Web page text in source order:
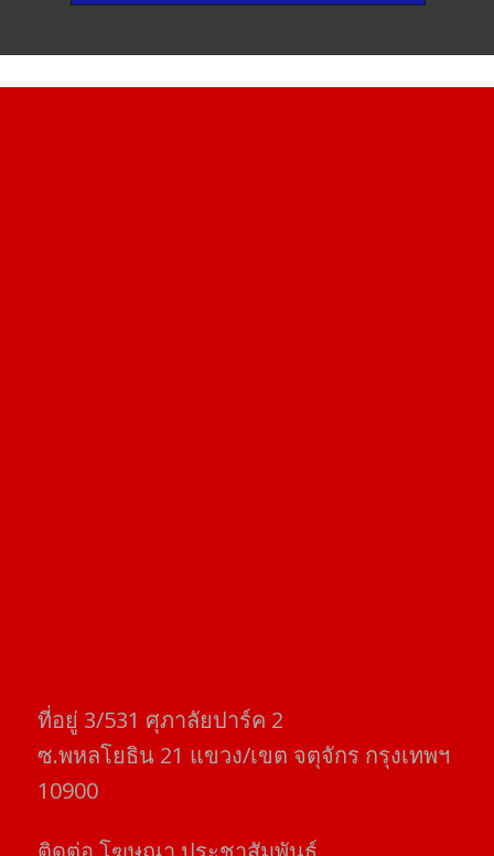
ที่อยู่​ 3/531​ ศุภาลัยปาร์ค​ 2
ซ.พหลโยธิน​ 21​ แขวง/เขต​ จตุจักร​ กรุงเทพฯ
10900